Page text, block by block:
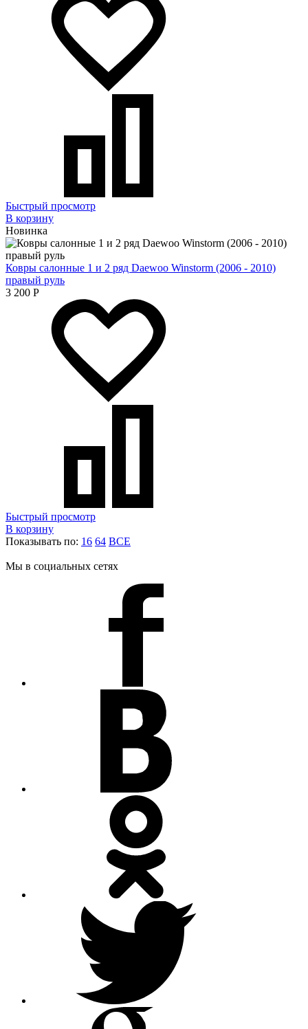
Быстрый просмотр
В корзину
Новинка
Ковры салонные 1 и 2 ряд Daewoo Winstorm (2006 - 2010)
правый руль
3 200 Р
Быстрый просмотр
В корзину
Показывать по: 16 64 ВСЕ
Мы в социальных сетях